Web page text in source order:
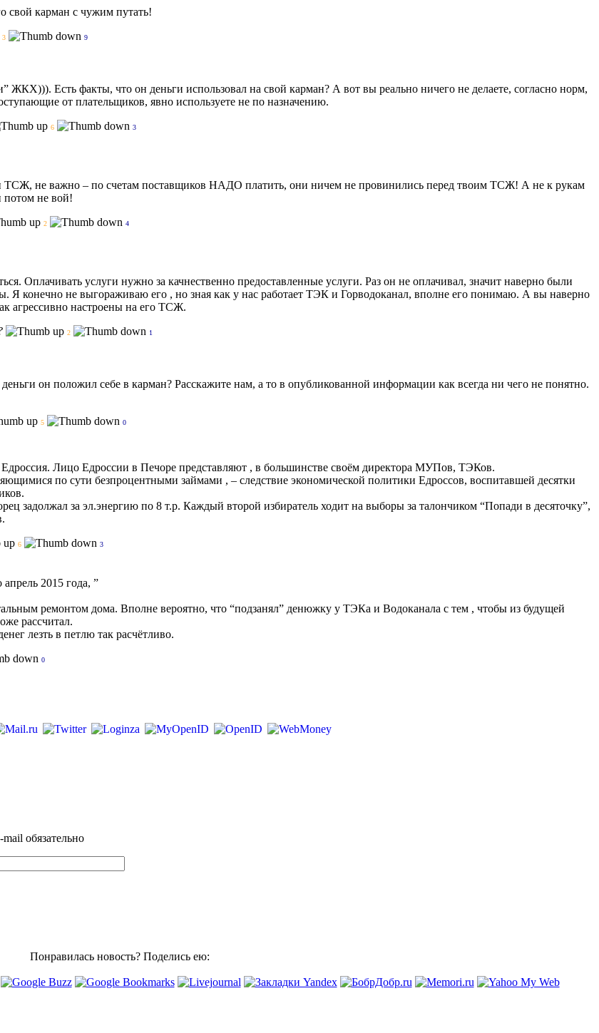
свой карман с чужим путать!
3 9
ЖКХ))). Есть факты, что он деньги использовал на свой карман? А вот вы реально ничего не делаете, согласно норм,
от плательщиков, явно используете не по назначению.
6 3
ТСЖ, не важно – по счетам поставщиков НАДО платить, они ничем не провинились перед твоим ТСЖ! А не к рукам
потом не вой!
2 4
Оплачивать услуги нужно за качнественно предоставленные услуги. Раз он не оплачивал, значит наверно были
Я конечно не выгораживаю его , но зная как у нас работает ТЭК и Горводоканал, вполне его понимаю. А вы наверно
агрессивно настроены на его ТСЖ.
2 1
он положил себе в карман? Расскажите нам, а то в опубликованной информации как всегда ни чего не понятно.
5 0
Лицо Едроссии в Печоре представляют , в большинстве своём директора МУПов, ТЭКов.
по сути безпроцентными займами , – следствие экономической политики Едроссов, воспитавшей десятки
задолжал за эл.энергию по 8 т.р. Каждый второй избиратель ходит на выборы за талончиком “Попади в десяточку”,
6 3
2015 года, ”
ремонтом дома. Вполне вероятно, что “подзанял” денюжку у ТЭКа и Водоканала с тем , чтобы из будущей
рассчитал.
лезть в петлю так расчётливо.
0
mail обязательно
Понравилась новость? Поделись ею: